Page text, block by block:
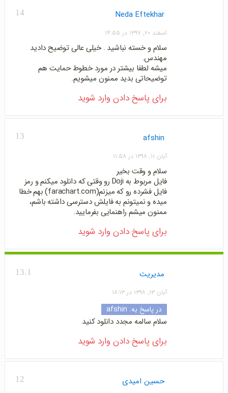
14 Neda Eftekhar
اسفند ۲۰, ۱۳۹۷ در ۱۴:۵۵
سلام و خسته نباشید . خیلی عالی توضیح دادید
مهندس.
میشه لطفا بیشتر در مورد خطوط حمایت هم
توضیحاتی بدید ممنون میشویم.
برای پاسخ دادن وارد شوید
13 afshin
آبان ۱۱, ۱۳۹۸ در ۱۱:۵۸
سلام و وقت بخیر
فایل مربوط به Doji رو وقتی که دانلود میکنم و رمز
فایل فشرده رو که میزنم(farachart.com) بهم خطا
میده و نمیتونم به فایلش دسترسی داشته باشم،
ممنون میشم راهنمایی بفرمایید.
برای پاسخ دادن وارد شوید
13.1 مدیریت
آبان ۱۳, ۱۳۹۸ در ۱۸:۱۳
در پاسخ به: afshin
سلام سالمه مجدد دانلود کنید
برای پاسخ دادن وارد شوید
12 حسین امیدی